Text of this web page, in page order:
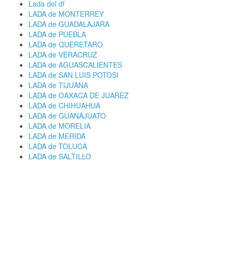
Lada del df
LADA de MONTERREY
LADA de GUADALAJARA
LADA de PUEBLA
LADA de QUERETARO
LADA de VERACRUZ
LADA de AGUASCALIENTES
LADA de SAN LUIS POTOSI
LADA de TIJUANA
LADA de OAXACA DE JUAREZ
LADA de CHIHUAHUA
LADA de GUANAJUATO
LADA de MORELIA
LADA de MERIDA
LADA de TOLUCA
LADA de SALTILLO